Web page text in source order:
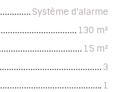
Système d'alarme
130 m²
15 m²
3
1